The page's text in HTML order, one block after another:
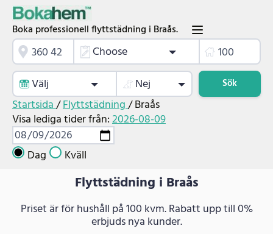
Boka professionell flyttstädning i Braås.
Choose
Välj
Nej Sök
Startsida/Flyttstädning/Braås
Visa lediga tider från:2026-08-09
Dag Kväll
Flyttstädning i Braås
Priset är för hushåll på 100 kvm. Rabatt upp till 0%
erbjuds nya kunder.